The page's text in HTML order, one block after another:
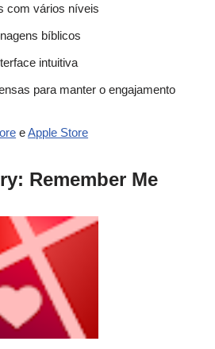
com vários níveis
bíblicos
intuitiva
para manter o engajamento
eApple Store
Remember Me